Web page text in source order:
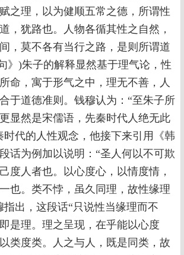
之理，以为健顺五常之德，所谓性
，犹路也。人物各循其性之自然，
，莫不各有当行之路，是则所谓道
》)朱子的解释显然基于理气论，性
命，寓于形气之中，理无不善，人
于道德准则。钱穆认为：“至朱子所
显然是宋儒语，先秦时代人绝无此
时代的人性观念，他接下来引用《韩
话为例加以说明：“圣人何以不可欺
度人者也。以心度心，以情度情，
也。类不悖，虽久同理，故性缘理
指出，这段话“只说性当缘理而不
是理。理之呈现，在乎能以心度
类度类。人之与人，既是同类，故